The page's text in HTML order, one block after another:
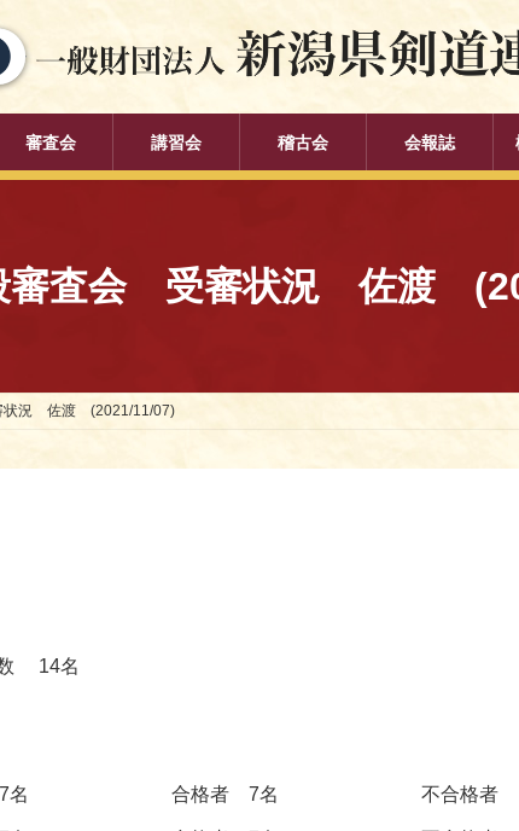
審査会 講習会 稽古会 会報誌
審査会 受審状況 佐渡
状況 佐渡 (2021/11/07)
14名
名 合格者 7名 不合格者